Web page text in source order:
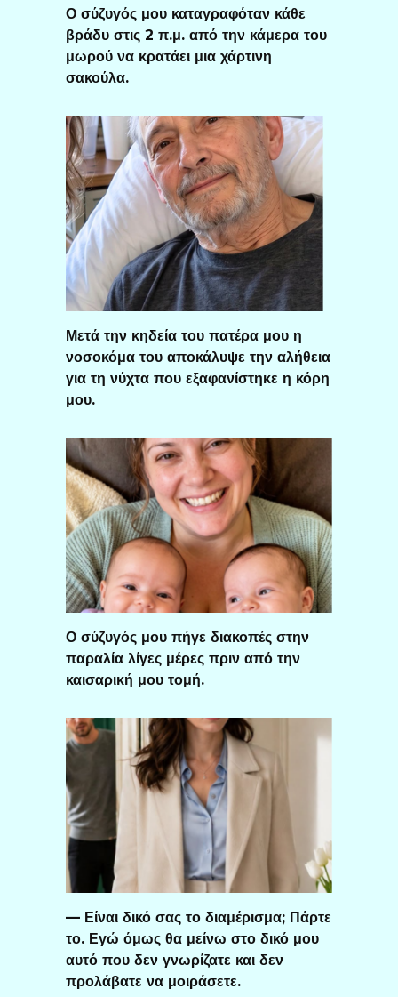
Ο σύζυγός μου καταγραφόταν κάθε
βράδυ στις 2 π.μ. από την κάμερα του
μωρού να κρατάει μια χάρτινη
σακούλα.
Μετά την κηδεία του πατέρα μου η
νοσοκόμα του αποκάλυψε την αλήθεια
για τη νύχτα που εξαφανίστηκε η κόρη
μου.
Ο σύζυγός μου πήγε διακοπές στην
παραλία λίγες μέρες πριν από την
καισαρική μου τομή.
— Είναι δικό σας το διαμέρισμα; Πάρτε
το. Εγώ όμως θα μείνω στο δικό μου
αυτό που δεν γνωρίζατε και δεν
προλάβατε να μοιράσετε.